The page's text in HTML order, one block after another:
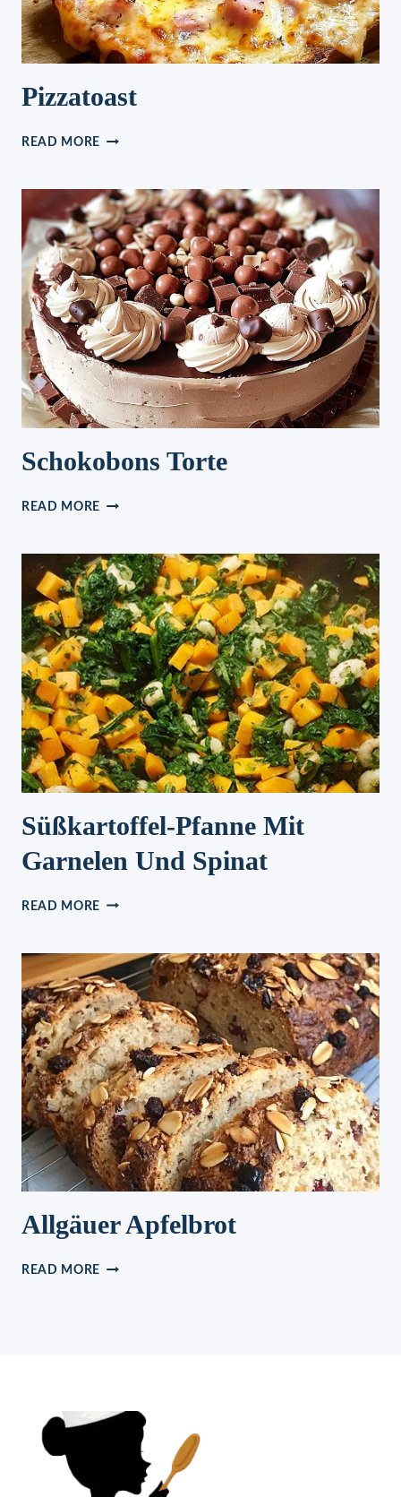
Pizzatoast
READ MORE PIZZATOAST
Schokobons Torte
READ MORE SCHOKOBONS
Süßkartoffel-Pfanne Mit
Garnelen Und Spinat
READ MORE SÜSSKARTOFFEL-P
ARNELEN U
ND S
PINAT
Allgäuer Apfelbrot
READ MORE ALLGÄUER